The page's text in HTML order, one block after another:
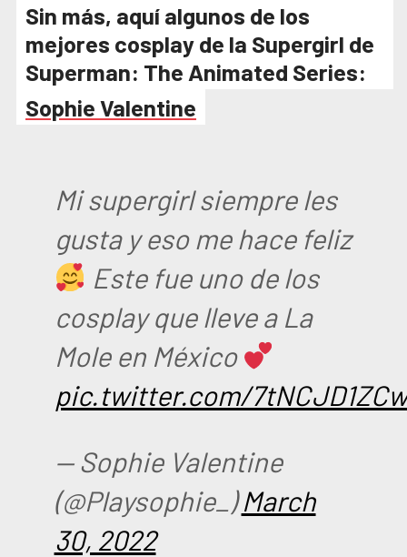
Sin más, aquí algunos de los
mejores cosplay de la Supergirl de
Superman: The Animated Series:
Sophie Valentine
Mi supergirl siempre les
gusta y eso me hace feliz
Este fue uno de los
cosplay que lleve a La
Mole en México
pic.twitter.com/7tNCJD1ZCw
— Sophie Valentine
(@Playsophie_)March
30, 2022